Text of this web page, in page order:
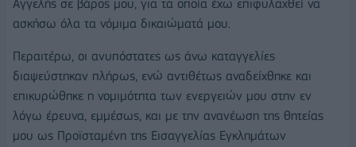
Αγγελής σε βάρος μου, για τα οποία έχω επιφυλαχθεί να
ασκήσω όλα τα νόμιμα δικαιώματά μου.
Περαιτέρω, οι ανυπόστατες ως άνω καταγγελίες
διαψεύστηκαν πλήρως, ενώ αντιθέτως αναδείχθηκε και
επικυρώθηκε η νομιμότητα των ενεργειών μου στην εν
λόγω έρευνα, εμμέσως, και με την ανανέωση της θητείας
μου ως Προϊσταμένη της Εισαγγελίας Εγκλημάτων